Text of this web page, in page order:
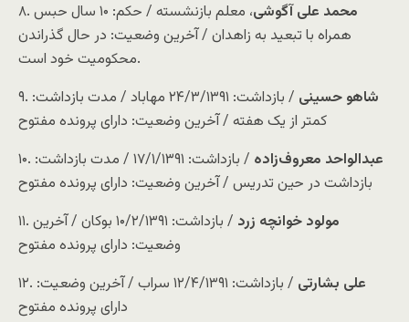
۸.
محمد علی آگوشی
، معلم بازنشسته / حکم: ۱۰ سال حبس
همراه با تبعید به زاهدان / آخرین وضعیت: در حال گذراندن
محکومیت خود است.
۹.
شاهو حسینی
/ بازداشت: ۲۴/۳/۱۳۹۱ مهاباد / مدت بازداشت:
کمتر از یک هفته / آخرین وضعیت: دارای پرونده مفتوح
۱۰.
عبدالواحد معروف‌زاده
/ بازداشت: ۱۷/۱/۱۳۹۱ / مدت بازداشت:
بازداشت در حین تدریس / آخرین وضعیت: دارای پرونده مفتوح
۱۱.
مولود خوانچه زرد
/ بازداشت: ۱۰/۲/۱۳۹۱ بوکان / آخرین
وضعیت: دارای پرونده مفتوح
۱۲.
علی بشارتی
/ بازداشت: ۱۲/۴/۱۳۹۱ سراب / آخرین وضعیت:
دارای پرونده مفتوح